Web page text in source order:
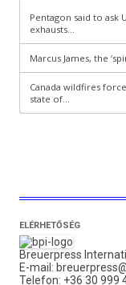
ELÉRHETŐSÉG
Breuerpress
E-mail:
Telefon: +36 30 999